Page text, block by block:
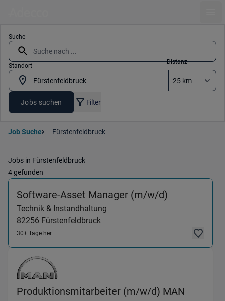
Suche
Standort
Distanz
Jobs suchen Filter
Job Suche Fürstenfeldbruck
Jobs in Fürstenfeldbruck
4 gefunden
Software-Asset Manager (m/w/d)
Technik & Instandhaltung
82256 Fürstenfeldbruck
30+ Tage her
Produktionsmitarbeiter (m/w/d) MAN